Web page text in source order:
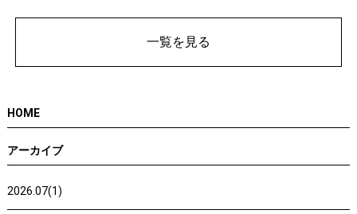
一覧を見る
HOME
アーカイブ
2026.07(1)